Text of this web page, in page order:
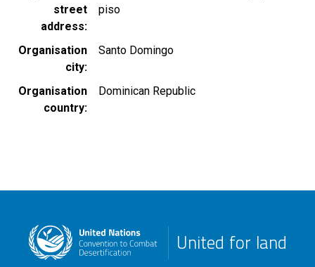
street
address
piso
Organisation
city
Santo Domingo
Organisation
country
Dominican Republic
United for land